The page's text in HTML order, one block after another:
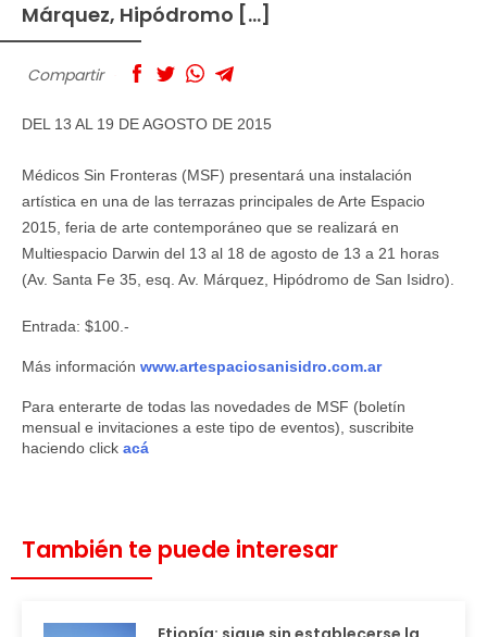
Márquez, Hipódromo […]
Compartir
DEL 13 AL 19 DE AGOSTO DE 2015
Médicos Sin Fronteras (MSF) presentará una instalación
artística en una de las terrazas principales de Arte Espacio
2015, feria de arte contemporáneo que se realizará en
Multiespacio Darwin del 13 al 18 de agosto de 13 a 21 horas
(Av. Santa Fe 35, esq. Av. Márquez, Hipódromo de San Isidro).
Entrada: $100.-
Más información www.artespaciosanisidro.com.ar
Para enterarte de todas las novedades de MSF (boletín
mensual e invitaciones a este tipo de eventos), suscribite
haciendo click acá
También te puede interesar